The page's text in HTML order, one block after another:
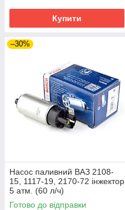
Купити
–30%
Насос паливний ВАЗ 2108-
15, 1117-19, 2170-72 інжектор
5 атм. (60 л/ч)
Готово до відправки